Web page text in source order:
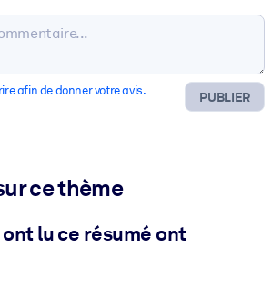
PUBLIER
afin de donner votre avis.
ce thème
lu ce résumé ont